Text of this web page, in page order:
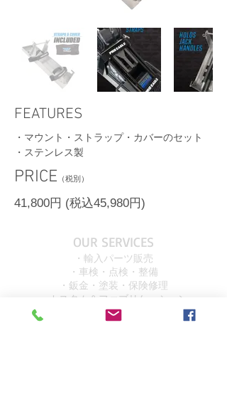
FEATURES
・マウント・ストラップ・カバーのセット
・ステンレス製
​PRICE （税別）
​41,800円 (税込45,980円)
OUR SERVICES
・輸入パーツ販売
・車検・点検・整備
・鈑金・塗装・保険修理
・カスタム＆ファブリケーション
OVER 15 YEARS